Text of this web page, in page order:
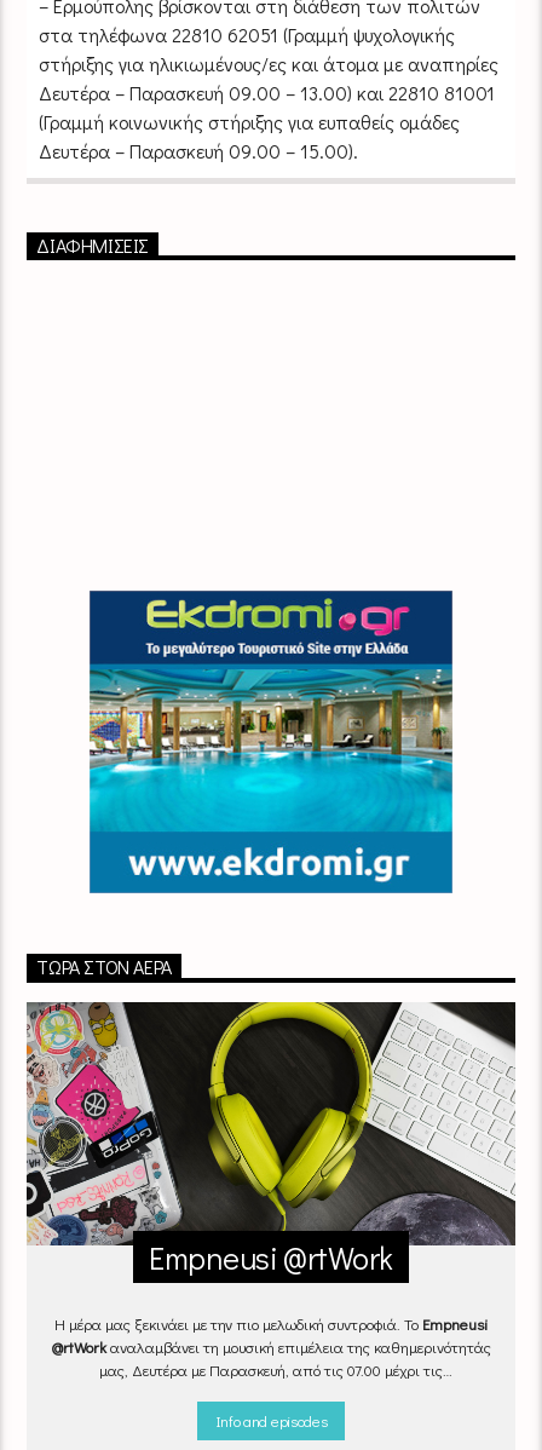
– Ερμούπολης βρίσκονται στη διάθεση των πολιτών
στα τηλέφωνα 22810 62051 (Γραμμή ψυχολογικής
στήριξης για ηλικιωμένους/ες και άτομα με αναπηρίες
Δευτέρα – Παρασκευή 09.00 – 13.00) και 22810 81001
(Γραμμή κοινωνικής στήριξης για ευπαθείς ομάδες
Δευτέρα – Παρασκευή 09.00 – 15.00).
ΔΙΑΦΗΜΙΣΕΙΣ
ΤΏΡΑ ΣΤΟΝ ΑΈΡΑ
Empneusi @rtWork
Η μέρα μας ξεκινάει με την πιο μελωδική συντροφιά. Το Empneusi
@rtWorkαναλαμβάνει τη μουσική επιμέλεια της καθημερινότητάς
μας, Δευτέρα με Παρασκευή, από τις 07.00 μέχρι τις
εναλλάσσονται αρμονικά, θυμίζοντάς μας πως δουλειά και
Καθημερινά(Δευτέρα-Παρασκευή)
Info and episodes